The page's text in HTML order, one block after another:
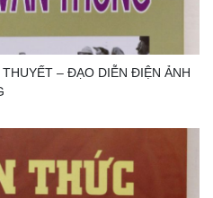
– ĐẠO DIỄN ĐIỆN ẢNH